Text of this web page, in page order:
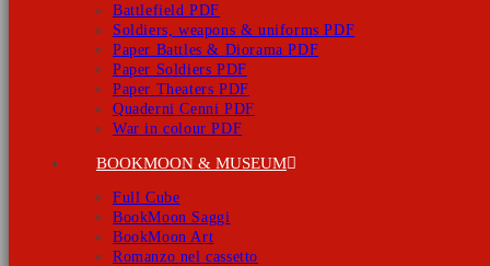
Battlefield PDF
Soldiers, weapons & uniforms PDF
Paper Battles & Diorama PDF
Paper Soldiers PDF
Paper Theaters PDF
Quaderni Cenni PDF
War in colour PDF
BOOKMOON & MUSEUM
Full Cube
BookMoon Saggi
BookMoon Art
Romanzo nel cassetto